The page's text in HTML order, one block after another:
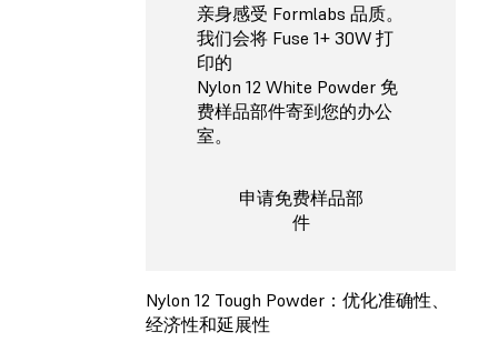
亲身感受 Formlabs 品质。
我们会将 Fuse 1+ 30W 打
印的
Nylon 12 White Powder 免
费样品部件寄到您的办公
室。
申请免费样品部
件
Nylon 12 Tough Powder：优化准确性、
经济性和延展性